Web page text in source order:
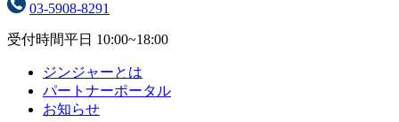
03-5908-8291
受付時間平日 10:00~18:00
ジンジャーとは
パートナーポータル
お知らせ